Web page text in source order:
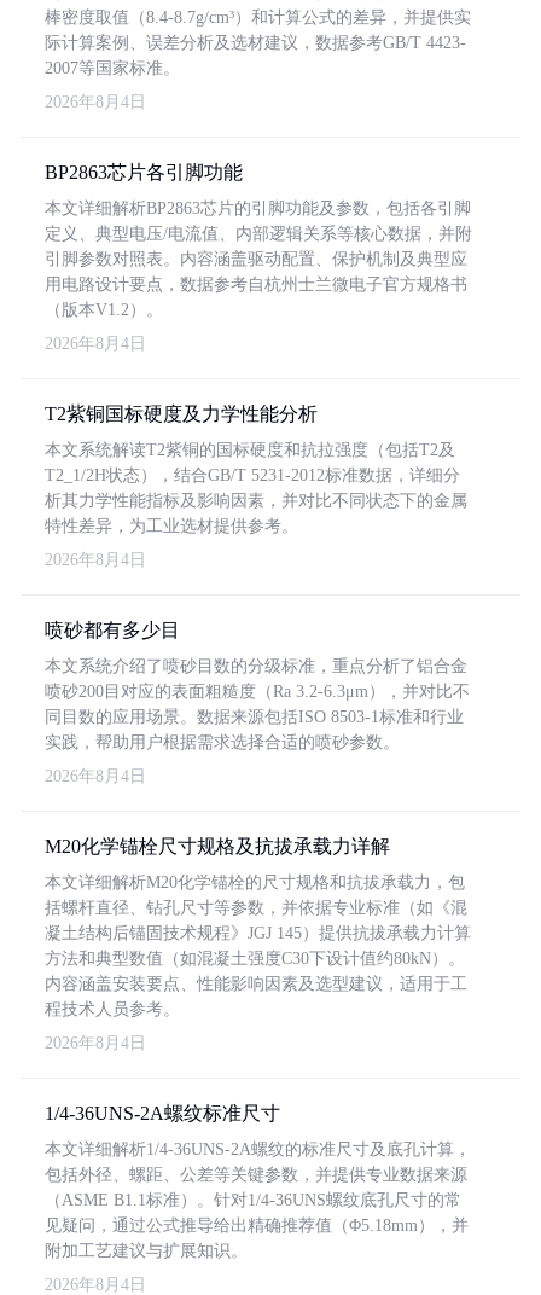
棒密度取值（8.4-8.7g/cm³）和计算公式的差异，并提供实
际计算案例、误差分析及选材建议，数据参考GB/T 4423-
2007等国家标准。
2026年8月4日
BP2863芯片各引脚功能
本文详细解析BP2863芯片的引脚功能及参数，包括各引脚
定义、典型电压/电流值、内部逻辑关系等核心数据，并附
引脚参数对照表。内容涵盖驱动配置、保护机制及典型应
用电路设计要点，数据参考自杭州士兰微电子官方规格书
（版本V1.2）。
2026年8月4日
T2紫铜国标硬度及力学性能分析
本文系统解读T2紫铜的国标硬度和抗拉强度（包括T2及
T2_1/2H状态），结合GB/T 5231-2012标准数据，详细分
析其力学性能指标及影响因素，并对比不同状态下的金属
特性差异，为工业选材提供参考。
2026年8月4日
喷砂都有多少目
本文系统介绍了喷砂目数的分级标准，重点分析了铝合金
喷砂200目对应的表面粗糙度（Ra 3.2-6.3μm），并对比不
同目数的应用场景。数据来源包括ISO 8503-1标准和行业
实践，帮助用户根据需求选择合适的喷砂参数。
2026年8月4日
M20化学锚栓尺寸规格及抗拔承载力详解
本文详细解析M20化学锚栓的尺寸规格和抗拔承载力，包
括螺杆直径、钻孔尺寸等参数，并依据专业标准（如《混
凝土结构后锚固技术规程》JGJ 145）提供抗拔承载力计算
方法和典型数值（如混凝土强度C30下设计值约80kN）。
内容涵盖安装要点、性能影响因素及选型建议，适用于工
程技术人员参考。
2026年8月4日
1/4-36UNS-2A螺纹标准尺寸
本文详细解析1/4-36UNS-2A螺纹的标准尺寸及底孔计算，
包括外径、螺距、公差等关键参数，并提供专业数据来源
（ASME B1.1标准）。针对1/4-36UNS螺纹底孔尺寸的常
见疑问，通过公式推导给出精确推荐值（Φ5.18mm），并
附加工艺建议与扩展知识。
2026年8月4日